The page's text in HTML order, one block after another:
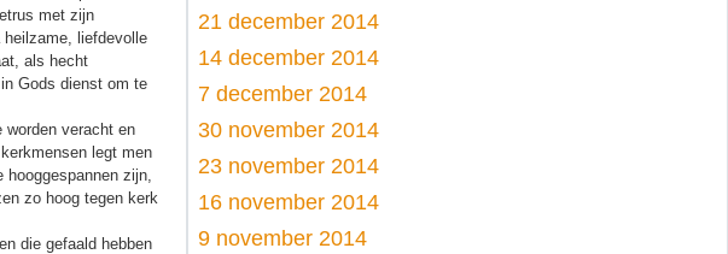
met zijn
liefdevolle
als hecht
Gods dienst om te
veracht en
legt men
hooggespannen zijn,
zo hoog tegen kerk
die gefaald hebben
21 december 2014
14 december 2014
7 december 2014
30 november 2014
23 november 2014
16 november 2014
9 november 2014